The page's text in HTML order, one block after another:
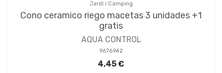
Jardí i Càmping
Cono ceramico riego macetas 3 unidades +1
gratis
AQUA CONTROL
9676942
4,45 €